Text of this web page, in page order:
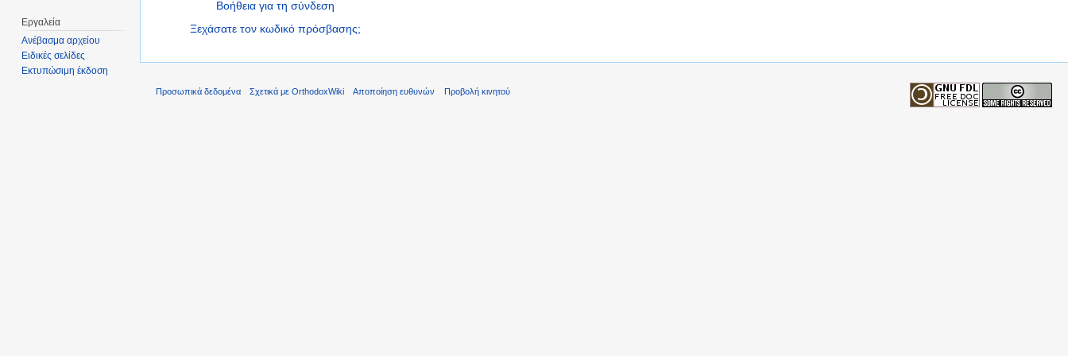
Βοήθεια για τη σύνδεση
Ξεχάσατε τον κωδικό πρόσβασης;
Εργαλεία
Ανέβασμα αρχείου
Ειδικές σελίδες
Εκτυπώσιμη έκδοση
Προσωπικά δεδομένα Σχετικά με OrthodoxWiki Αποποίηση ευθυνών Προβολή κινητού